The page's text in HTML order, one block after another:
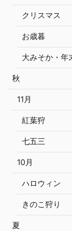
クリスマス
お歳暮
大みそか・年
秋
11月
紅葉狩
七五三
10月
ハロウィン
きのこ狩り
夏